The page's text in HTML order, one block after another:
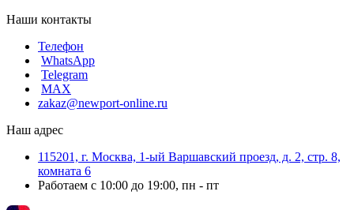
Наши контакты
Телефон
WhatsApp
Telegram
MAX
zakaz@newport-online.ru
Наш адрес
115201, г. Москва, 1-ый Варшавский проезд, д. 2, стр. 8,
комната 6
Работаем с 10:00 до 19:00, пн - пт